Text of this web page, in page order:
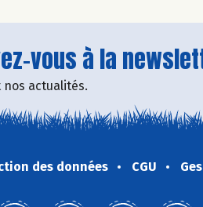
vous à la
actualités.
des données CGU